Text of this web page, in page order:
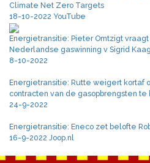
Climate Net Zero Targets
18-10-2022 YouTube
Energietransitie: Pieter Omtzigt
Nederlandse gaswinning v Sigrid
8-10-2022
Energietransitie: Rutte weigert kortaf
contracten van de gasopbrengsten te
24-9-2022
Energietransitie: Eneco zet belofte
16-9-2022 Joop.nl